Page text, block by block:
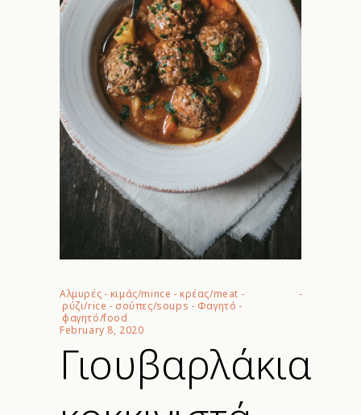
Αλμυρές - κιμάς/mince - κρέας/meat -
ρύζι/rice - σούπες/soups - Φαγητό -
φαγητό/food
February 8, 2020
Γιουβαρλάκια